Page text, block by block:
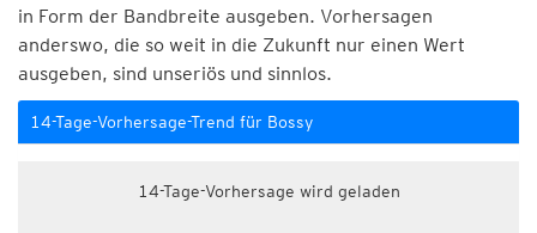
in Form der Bandbreite ausgeben. Vorhersagen
anderswo, die so weit in die Zukunft nur einen Wert
ausgeben, sind unseriös und sinnlos.
14-Tage-Vorhersage-Trend für Bossy
14-Tage-Vorhersage wird geladen